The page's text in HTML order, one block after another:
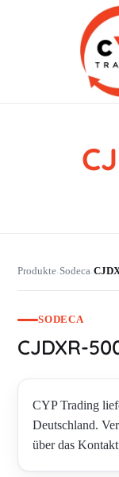
CYP Trading
Professionelle Ersatzteilbeschaffung
Produkte›Sodeca›
SODECA
CJDXR-
CYP Trading
Deutschland.
über das